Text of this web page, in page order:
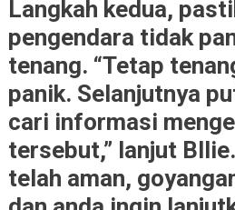
Langkah kedua,
pengendara tidak
tenang. “Tetap
panik. Selanjutnya
cari informasi
tersebut,” lanjut
telah aman,